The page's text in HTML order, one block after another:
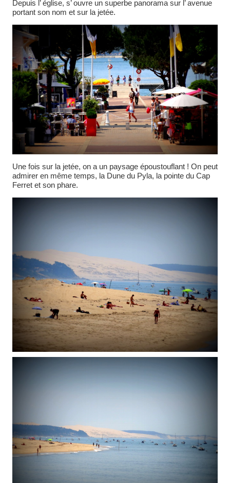
Depuis l’ église, s’ ouvre un superbe panorama sur l’ avenue
portant son nom et sur la jetée.
Une fois sur la jetée, on a un paysage époustouflant ! On peut
admirer en même temps, la Dune du Pyla, la pointe du Cap
Ferret et son phare.